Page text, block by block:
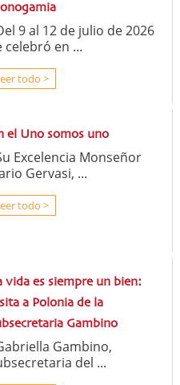
9 al 12 de julio de 2026
celebró en ...
todo >
el Uno somos uno
Excelencia Monseñor
Gervasi, ...
todo >
vida es siempre un bien:
a Polonia de la
Gambino
Gambino,
del ...